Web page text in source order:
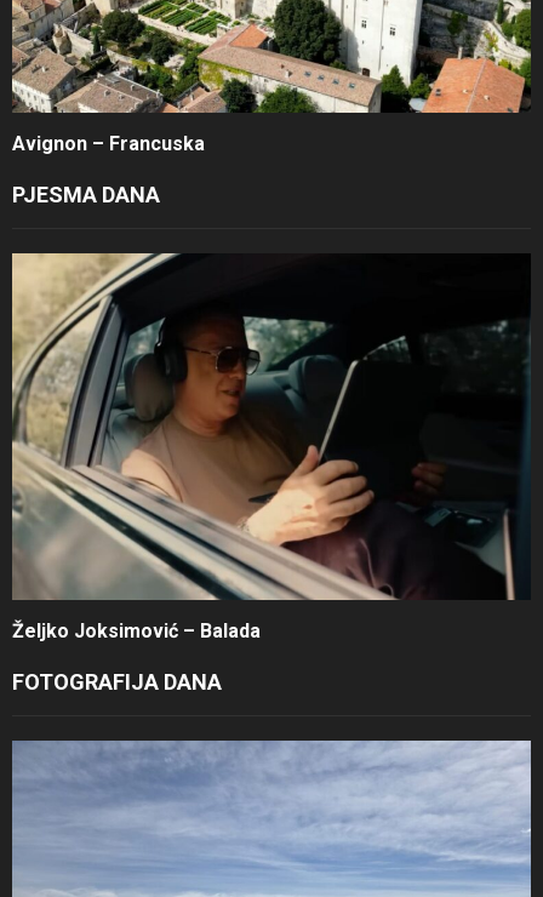
Avignon – Francuska
PJESMA DANA
Željko Joksimović – Balada
FOTOGRAFIJA DANA